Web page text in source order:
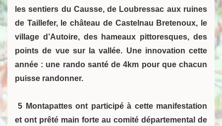
les sentiers du Causse, de Loubressac aux ruines
de Taillefer, le château de Castelnau Bretenoux, le
village d’Autoire, des hameaux pittoresques, des
points de vue sur la vallée. Une innovation cette
année : une rando santé de 4km pour que chacun
puisse randonner.
5 Montapattes ont participé à cette manifestation
et ont prêté main forte au comité départemental de